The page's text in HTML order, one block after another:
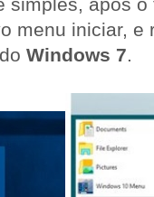
simples, após
menu iniciar, e
Windows 7.